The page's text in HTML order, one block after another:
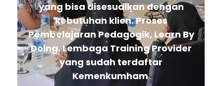
yang bisa disesuaikan dengan
kebutuhan klien. Proses
Pembelajaran Pedagogik, Learn By
Doing. Lembaga Training Provider
yang sudah terdaftar
Kemenkumham